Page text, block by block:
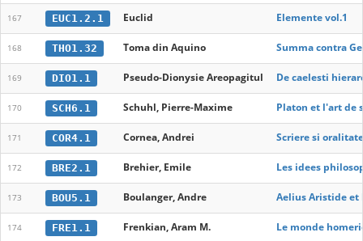
167 EUC1.2.1 Euclid Elemente vol.1
168 THO1.32 Toma din Aquino Summa contra
169 DIO1.1 Pseudo-Dionysie Areopagitul De caelesti
170 SCH6.1 Schuhl, Pierre-Maxime Platon et l'art de
171 COR4.1 Cornea, Andrei Scriere si
172 BRE2.1 Brehier, Emile Les idees
173 BOU5.1 Boulanger, Andre Aelius Aristide et
174 FRE1.1 Frenkian, Aram M. Le monde